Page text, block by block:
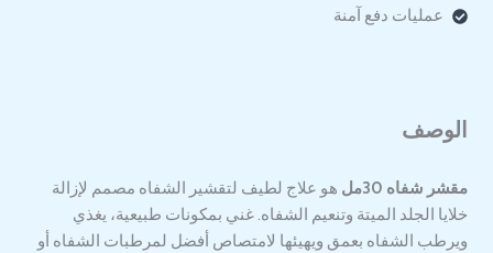
عمليات دفع آمنة
الوصف
مقشر شفاه 30مل
هو علاج لطيف لتقشير الشفاه مصمم لإزالة
خلايا الجلد الميتة وتنعيم الشفاه. غني بمكونات طبيعية، يغذي
ويرطب الشفاه بعمق ويهيئها لامتصاص أفضل لمرطبات الشفاه أو